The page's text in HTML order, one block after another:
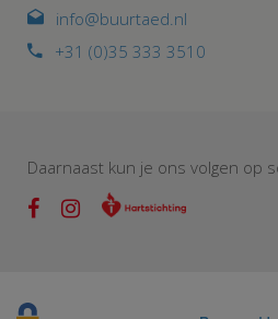
info@buurtaed.nl
+31 (0)35 333 3510
Daarnaast kun je ons volgen op